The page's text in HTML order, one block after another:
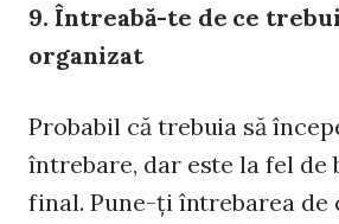
9. Întreabă-te de ce
organizat
Probabil că trebuia să
întrebare, dar este la fel de
final. Pune-ţi întrebarea de